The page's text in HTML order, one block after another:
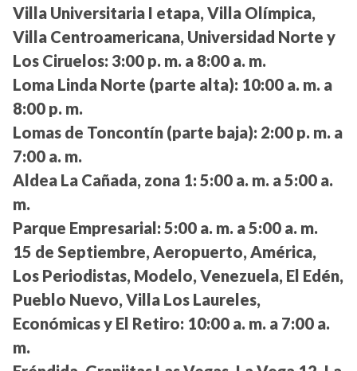
Villa Universitaria I etapa, Villa Olímpica,
Villa Centroamericana, Universidad Norte y
Los Ciruelos: 3:00 p. m. a 8:00 a. m.
Loma Linda Norte (parte alta): 10:00 a. m. a
8:00 p. m.
Lomas de Toncontín (parte baja): 2:00 p. m. a
7:00 a. m.
Aldea La Cañada, zona 1: 5:00 a. m. a 5:00 a.
m.
Parque Empresarial: 5:00 a. m. a 5:00 a. m.
15 de Septiembre, Aeropuerto, América,
Los Periodistas, Modelo, Venezuela, El Edén,
Pueblo Nuevo, Villa Los Laureles,
Económicas y El Retiro: 10:00 a. m. a 7:00 a.
m.